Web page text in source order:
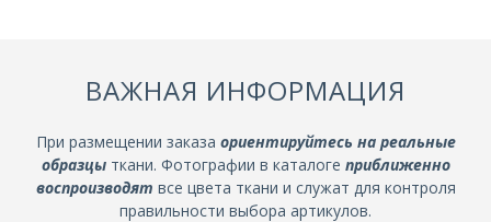
ВАЖНАЯ ИНФОРМАЦИЯ
При размещении заказа ориентируйтесь на реальные
образцыткани. Фотографии в каталоге приближенно
воспроизводят все цвета ткани и служат для контроля
правильности выбора артикулов.